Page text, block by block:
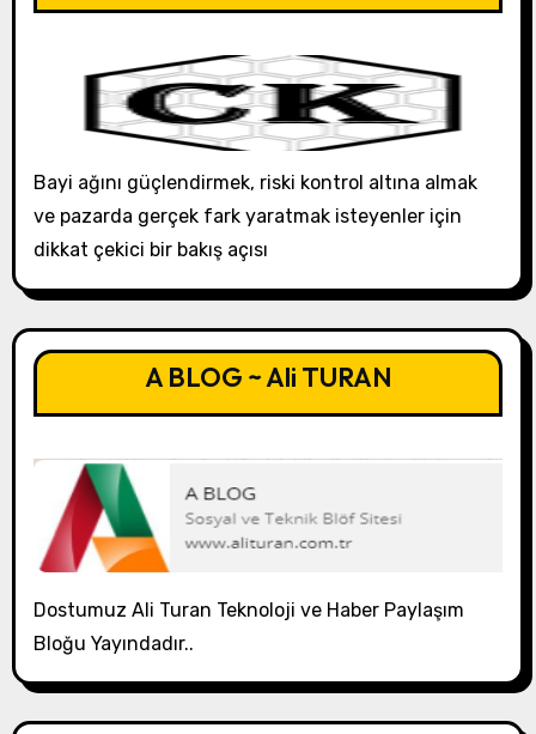
Bayi ağını güçlendirmek, riski kontrol altına almak
ve pazarda gerçek fark yaratmak isteyenler için
dikkat çekici bir bakış açısı
A BLOG ~ Ali TURAN
Dostumuz Ali Turan Teknoloji ve Haber Paylaşım
Bloğu Yayındadır..